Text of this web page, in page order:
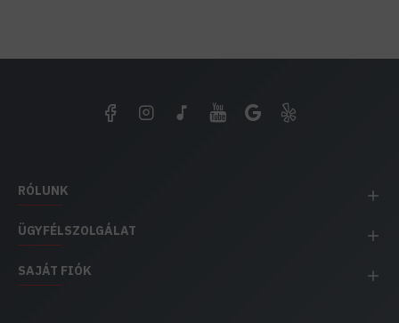
RÓLUNK
ÜGYFÉLSZOLGÁLAT
SAJÁT FIÓK